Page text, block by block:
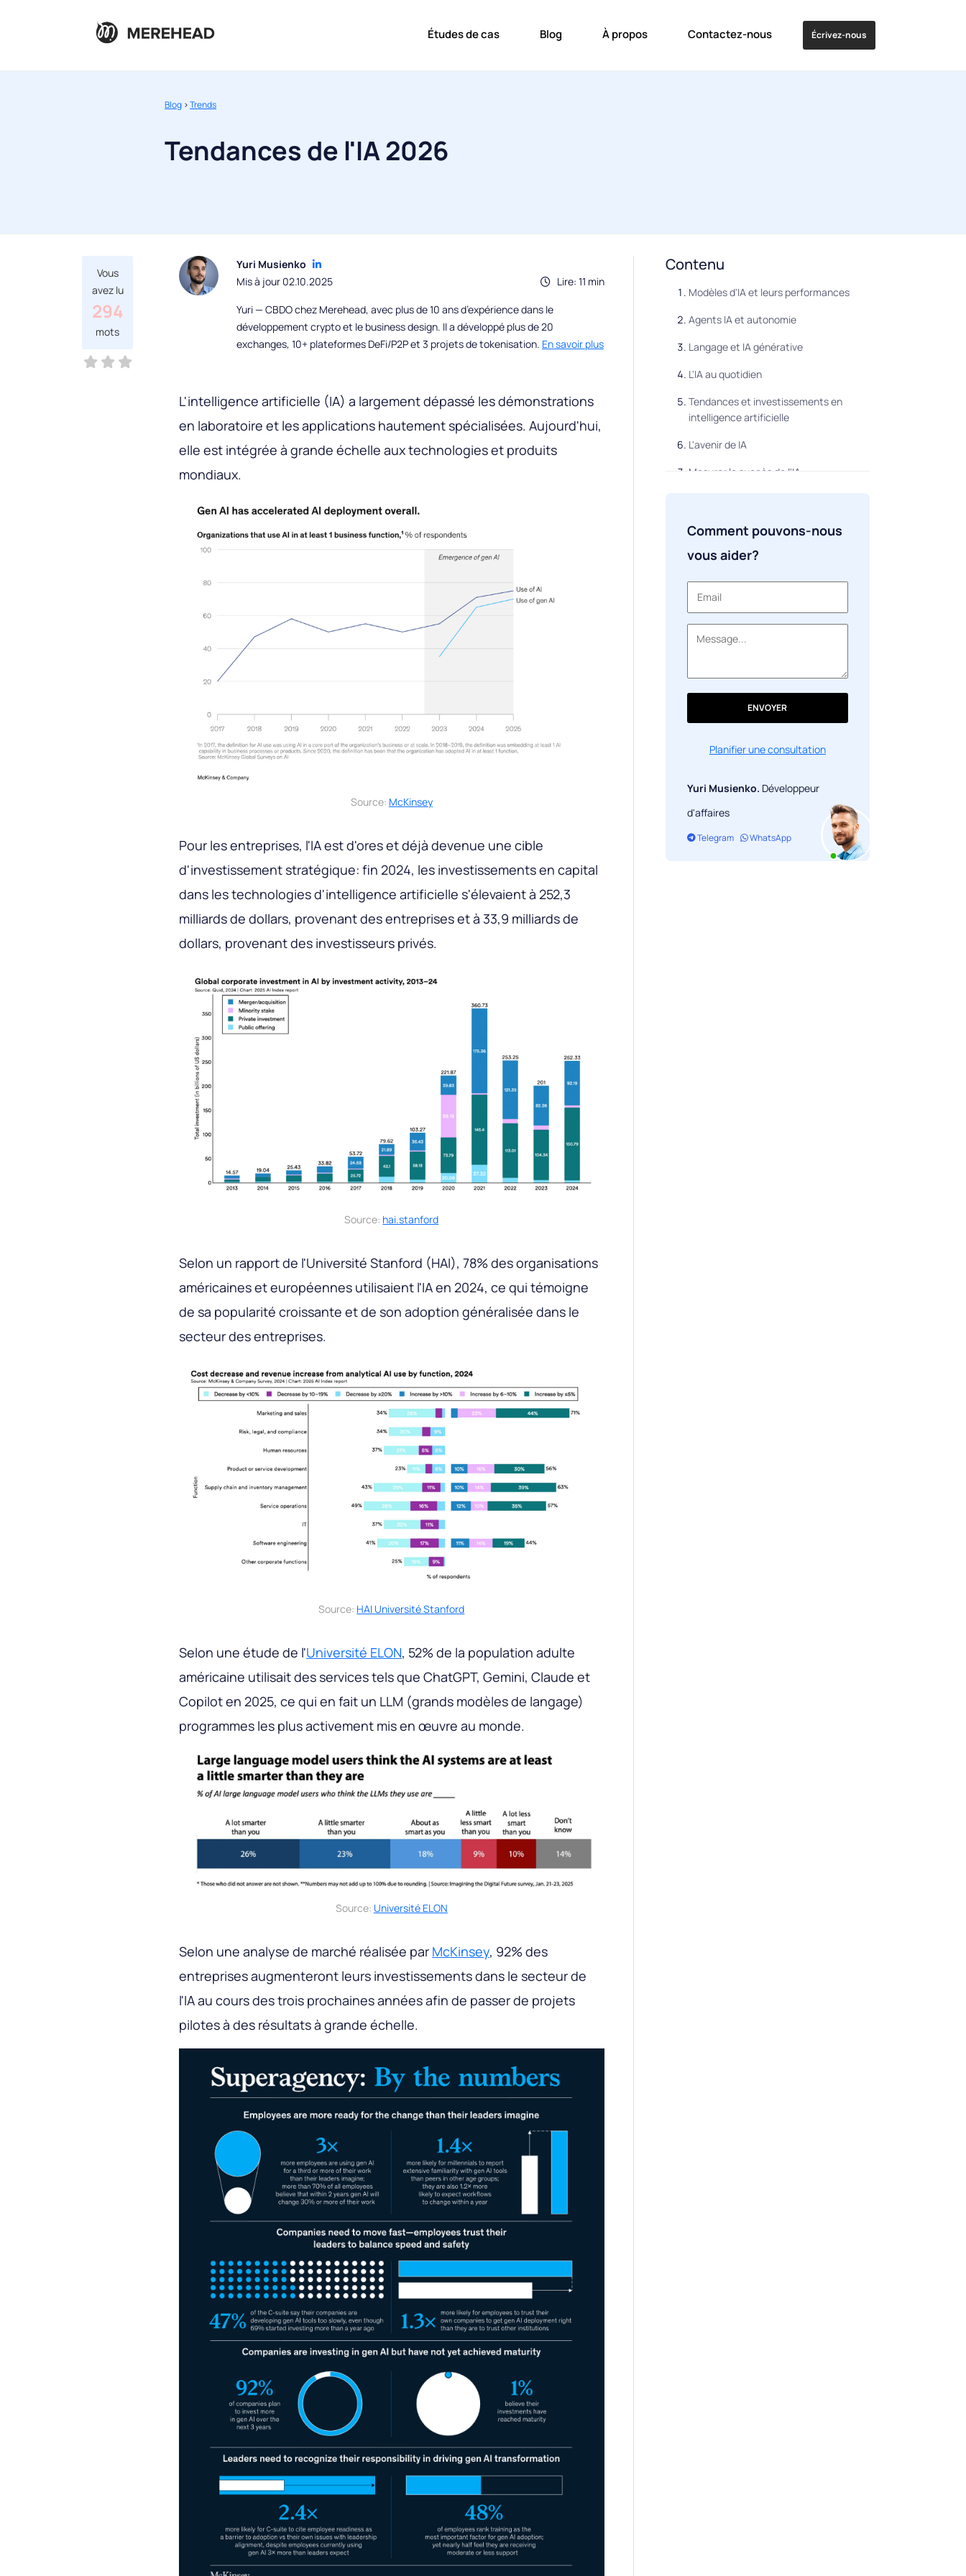
Études de cas Blog À propos Contactez-nous Écrivez-nous
Blog >Trends
Tendances de l'IA 2026
Vous
avez lu
294
mots
Yuri Musienko
Lire: 11 min
Mis à jour 02.10.2025
Yuri — CBDO chez Merehead, avec plus de 10 ans d’expérience dans le
développement crypto et le business design. Il a développé plus de 20
exchanges, 10+ plateformes DeFi/P2P et 3 projets de tokenisation. En savoir plus
L'intelligence artificielle (IA) a largement dépassé les démonstrations
en laboratoire et les applications hautement spécialisées. Aujourd'hui,
elle est intégrée à grande échelle aux technologies et produits
mondiaux.
Source: McKinsey
Pour les entreprises, l'IA est d'ores et déjà devenue une cible
d'investissement stratégique: fin 2024, les investissements en capital
dans les technologies d'intelligence artificielle s'élevaient à 252,3
milliards de dollars, provenant des entreprises et à 33,9 milliards de
dollars, provenant des investisseurs privés.
Source: hai.stanford
Selon un rapport de l'Université Stanford (HAI), 78% des organisations
américaines et européennes utilisaient l'IA en 2024, ce qui témoigne
de sa popularité croissante et de son adoption généralisée dans le
secteur des entreprises.
Source: HAI Université Stanford
Selon une étude de l'Université ELON, 52% de la population adulte
américaine utilisait des services tels que ChatGPT, Gemini, Claude et
Copilot en 2025, ce qui en fait un LLM (grands modèles de langage)
programmes les plus activement mis en œuvre au monde.
Source: Université ELON
Selon une analyse de marché réalisée par McKinsey, 92% des
entreprises augmenteront leurs investissements dans le secteur de
l'IA au cours des trois prochaines années afin de passer de projets
pilotes à des résultats à grande échelle.
Contenu
Modèles d'IA et leurs performances
Agents IA et autonomie
Langage et IA générative
L'IA au quotidien
Tendances et investissements en
intelligence artificielle
L'avenir de IA
Mesurer le succès de l'IA
Formation en IA
Transparence et confiance dans l'IA
FAQ
Comment pouvons-nous
vous aider?
ENVOYER
Planifier une consultation
Yuri Musienko. Développeur
d'affaires
Telegram WhatsApp